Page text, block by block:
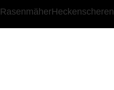
RasenmäherHeckenscheren